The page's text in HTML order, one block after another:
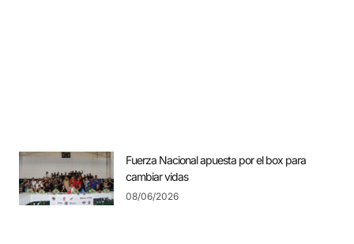
Fuerza Nacional apuesta por el box para
cambiar vidas
08/06/2026